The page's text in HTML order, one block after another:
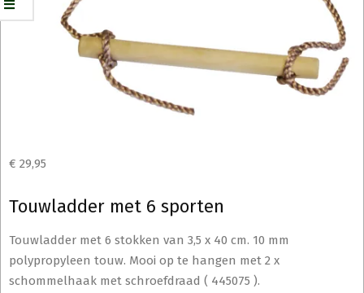
€ 29,95
Touwladder met 6 sporten
Touwladder met 6 stokken van 3,5 x 40 cm. 10 mm
polypropyleen touw. Mooi op te hangen met 2 x
schommelhaak met schroefdraad ( 445075 ).